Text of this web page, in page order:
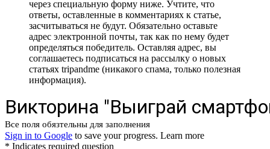
через специальную форму ниже. Учтите, что
ответы, оставленные в комментариях к статье,
засчитываться не будут. Обязательно оставьте
адрес электронной почты, так как по нему будет
определяться победитель. Оставляя адрес, вы
соглашаетесь подписаться на рассылку о новых
статьях tripandme (никакого спама, только полезная
информация).